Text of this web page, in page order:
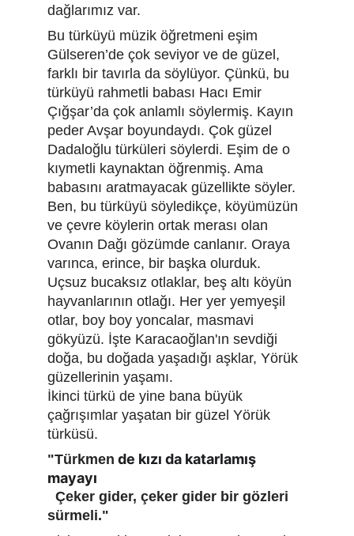
dağlarımız var.
Bu türküyü müzik öğretmeni eşim
Gülseren’de çok seviyor ve de güzel,
farklı bir tavırla da söylüyor. Çünkü, bu
türküyü rahmetli babası Hacı Emir
Çığşar’da çok anlamlı söylermiş. Kayın
peder Avşar boyundaydı. Çok güzel
Dadaloğlu türküleri söylerdi. Eşim de o
kıymetli kaynaktan öğrenmiş. Ama
babasını aratmayacak güzellikte söyler.
Ben, bu türküyü söyledikçe, köyümüzün
ve çevre köylerin ortak merası olan
Ovanın Dağı gözümde canlanır. Oraya
varınca, erince, bir başka olurduk.
Uçsuz bucaksız otlaklar, beş altı köyün
hayvanlarının otlağı. Her yer yemyeşil
otlar, boy boy yoncalar, masmavi
gökyüzü. İşte Karacaoğlan'ın sevdiği
doğa, bu doğada yaşadığı aşklar, Yörük
güzellerinin yaşamı.
İkinci türkü de yine bana büyük
çağrışımlar yaşatan bir güzel Yörük
türküsü.
"Türkmen de kızı da katarlamış
mayayı
sürmeli."